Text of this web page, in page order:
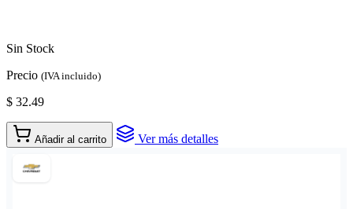
Sin Stock
Precio (IVA incluido)
$ 32.49
Añadir al carrito Ver más detalles